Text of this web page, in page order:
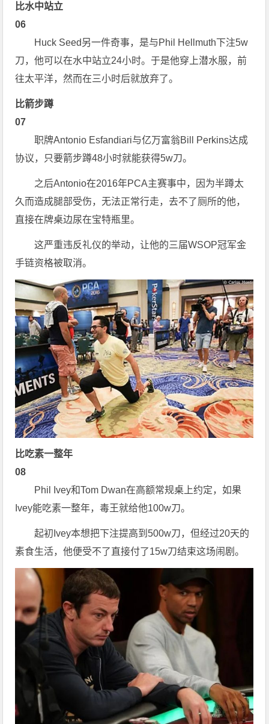
比水中站立
06
Huck Seed另一件奇事，是与Phil Hellmuth下注5w
刀，他可以在水中站立24小时。于是他穿上潜水服，前
往太平洋，然而在三小时后就放弃了。
比箭步蹲
07
职牌Antonio Esfandiari与亿万富翁Bill Perkins达成
协议，只要箭步蹲48小时就能获得5w刀。
之后Antonio在2016年PCA主赛事中，因为半蹲太
久而造成腿部受伤，无法正常行走，去不了厕所的他，
直接在牌桌边尿在宝特瓶里。
这严重违反礼仪的举动，让他的三届WSOP冠军金
手链资格被取消。
比吃素一整年
08
Phil Ivey和Tom Dwan在高额常规桌上约定，如果
Ivey能吃素一整年，毒王就给他100w刀。
起初Ivey本想把下注提高到500w刀，但经过20天的
素食生活，他便受不了直接付了15w刀结束这场闹剧。